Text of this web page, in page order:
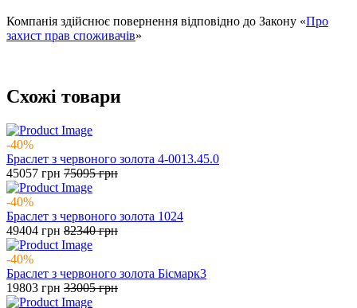
Компанія здійснює повернення відповідно до Закону «Про
захист прав споживачів»
Схожі товари
-40%
Браслет з червоного золота 4-0013.45.0
45057 грн 75095грн
-40%
Браслет з червоного золота 1024
49404 грн 82340грн
-40%
Браслет з червоного золота Бісмарк3
19803 грн 33005грн